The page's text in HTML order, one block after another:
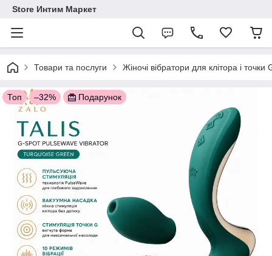
Store Интим Маркет
Товари та послуги Жіночі вібратори для клітора і
Топ –32% Подарунок